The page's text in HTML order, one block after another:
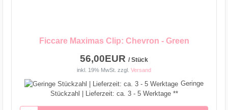
Ficcare Maximas Clip: Chevron - Green
56,00EUR / Stück
inkl. 19% MwSt. zzgl. Versand
Geringe
Stückzahl | Lieferzeit: ca. 3 - 5 Werktage **